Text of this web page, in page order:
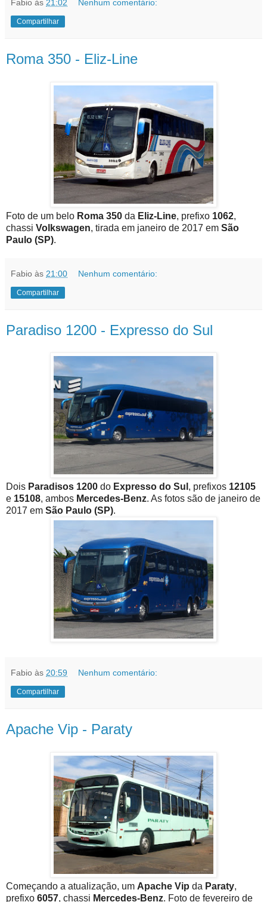
Fabio às 21:02 Nenhum comentário:
Compartilhar
Roma 350 - Eliz-Line
Foto de um belo Roma 350 da Eliz-Line, prefixo 1062,
chassi Volkswagen, tirada em janeiro de 2017 em São
Paulo (SP).
Fabio às 21:00 Nenhum comentário:
Compartilhar
Paradiso 1200 - Expresso do Sul
Dois Paradisos 1200 do Expresso do Sul , prefixos 12105
e 15108, ambos Mercedes-Benz. As fotos são de janeiro de
2017 em São Paulo (SP).
Fabio às 20:59 Nenhum comentário:
Compartilhar
Apache Vip - Paraty
Começando a atualização, um Apache Vip da Paraty,
prefixo 6057, chassi Mercedes-Benz. Foto de fevereiro de